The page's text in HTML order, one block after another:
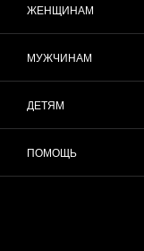
ЖЕНЩИНАМ
МУЖЧИНАМ
ДЕТЯМ
ПОМОЩЬ